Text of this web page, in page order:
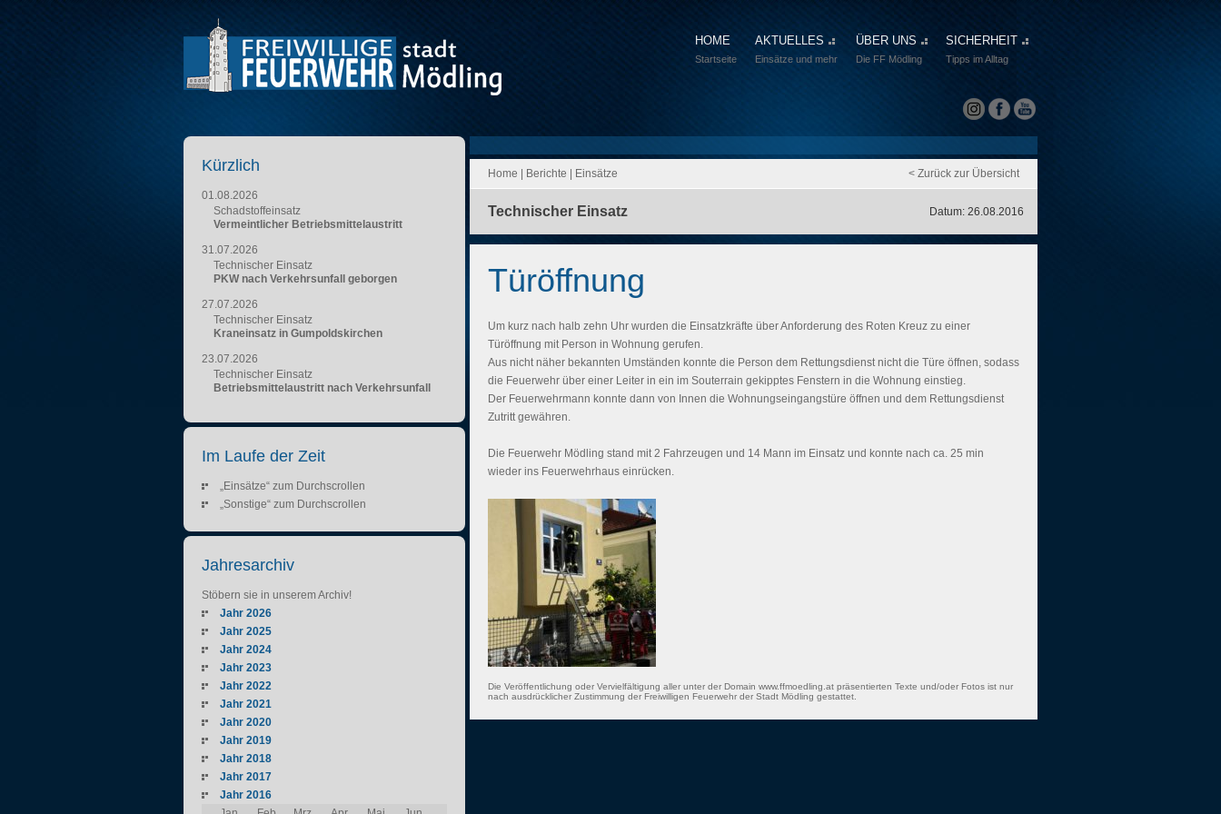
HOME
Startseite
AKTUELLES
Einsätze und mehr
ÜBER UNS
Die FF Mödling
SICHERHEIT
Tipps im Alltag
Home Berichte Einsätze < Zurück zur Übersicht
Technischer Einsatz Datum: 26.08.2016
Türöffnung
Um kurz nach halb zehn Uhr wurden die Einsatzkräfte über Anforderung des Roten Kreuz zu einer
Türöffnung mit Person in Wohnung gerufen.
Aus nicht näher bekannten Umständen konnte die Person dem Rettungsdienst nicht die Türe öffnen, sodass
die Feuerwehr über einer Leiter in ein im Souterrain gekipptes Fenstern in die Wohnung einstieg.
Der Feuerwehrmann konnte dann von Innen die Wohnungseingangstüre öffnen und dem Rettungsdienst
Zutritt gewähren.
Die Feuerwehr Mödling stand mit 2 Fahrzeugen und 14 Mann im Einsatz und konnte nach ca. 25 min
wieder ins Feuerwehrhaus einrücken.
Die Veröffentlichung oder Vervielfältigung aller unter der Domain www.ffmoedling.at präsentierten Texte und/oder Fotos ist nur
nach ausdrücklicher Zustimmung der Freiwilligen Feuerwehr der Stadt Mödling gestattet.
Kürzlich
01.08.2026
Schadstoffeinsatz
Vermeintlicher Betriebsmittelaustritt
31.07.2026
Technischer Einsatz
PKW nach Verkehrsunfall geborgen
27.07.2026
Technischer Einsatz
Kraneinsatz in Gumpoldskirchen
23.07.2026
Technischer Einsatz
Betriebsmittelaustritt nach Verkehrsunfall
Im Laufe der Zeit
„Einsätze“ zum Durchscrollen
„Sonstige“ zum Durchscrollen
Jahresarchiv
Stöbern sie in unserem Archiv!
Jahr 2026
Jahr 2025
Jahr 2024
Jahr 2023
Jahr 2022
Jahr 2021
Jahr 2020
Jahr 2019
Jahr 2018
Jahr 2017
Jahr 2016